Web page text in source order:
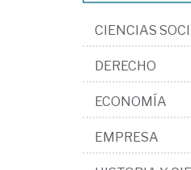
CIENCIAS
DERECHO
ECONOMÍA
EMPRESA